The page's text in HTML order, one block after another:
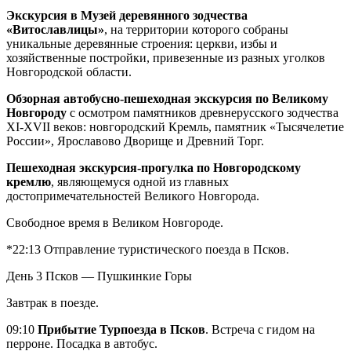
Экскурсия в Музей деревянного зодчества
«Витославлицы», на территории которого собраны
уникальные деревянные строения: церкви, избы и
хозяйственные постройки, привезенные из разных уголков
Новгородской области.
Обзорная автобусно-пешеходная экскурсия по Великому
Новгороду с осмотром памятников древнерусского зодчества
XI-XVII веков: новгородский Кремль, памятник «Тысячелетие
России», Ярославово Дворище и Древний Торг.
Пешеходная экскурсия-прогулка по Новгородскому
кремлю, являющемуся одной из главных
достопримечательностей Великого Новгорода.
Свободное время в Великом Новгороде.
*22:13 Отправление туристического поезда в Псков.
День 3 Псков — Пушкинкие Горы
Завтрак в поезде.
09:10 Прибытие Турпоезда в Псков. Встреча с гидом на
перроне. Посадка в автобус.